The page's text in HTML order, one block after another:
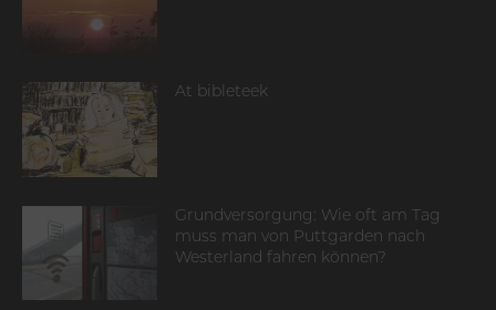
At bibleteek
Grundversorgung: Wie oft am Tag
muss man von Puttgarden nach
Westerland fahren können?